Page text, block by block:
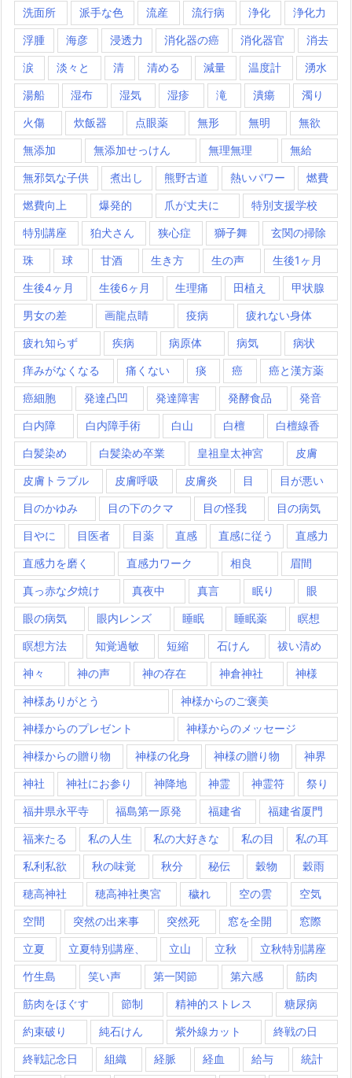
洗面所 派手な色 流産 流行病 浄化 浄化力
浮腫 海彦 浸透力 消化器の癌 消化器官 消去
涙 淡々と 清 清める 減量 温度計 湧水
湯船 湿布 湿気 湿疹 滝 潰瘍 濁り
火傷 炊飯器 点眼薬 無形 無明 無欲
無添加 無添加せっけん 無理無理 無給
無邪気な子供 煮出し 熊野古道 熱いパワー 燃費
燃費向上 爆発的 爪が丈夫に 特別支援学校
特別講座 狛犬さん 狭心症 獅子舞 玄関の掃除
珠 球 甘酒 生き方 生の声 生後1ヶ月
生後4ヶ月 生後6ヶ月 生理痛 田植え 甲状腺
男女の差 画龍点睛 疫病 疲れない身体
疲れ知らず 疾病 病原体 病気 病状
痒みがなくなる 痛くない 痰 癌 癌と漢方薬
癌細胞 発達凸凹 発達障害 発酵食品 発音
白内障 白内障手術 白山 白檀 白檀線香
白髪染め 白髪染め卒業 皇祖皇太神宮 皮膚
皮膚トラブル 皮膚呼吸 皮膚炎 目 目が悪い
目のかゆみ 目の下のクマ 目の怪我 目の病気
目やに 目医者 目薬 直感 直感に従う 直感力
直感力を磨く 直感力ワーク 相良 眉間
真っ赤な夕焼け 真夜中 真言 眠り 眼
眼の病気 眼内レンズ 睡眠 睡眠薬 瞑想
瞑想方法 知覚過敏 短縮 石けん 祓い清め
神々 神の声 神の存在 神倉神社 神様
神様ありがとう 神様からのご褒美
神様からのプレゼント 神様からのメッセージ
神様からの贈り物 神様の化身 神様の贈り物 神界
神社 神社にお参り 神降地 神霊 神霊符 祭り
福井県永平寺 福島第一原発 福建省 福建省厦門
福来たる 私の人生 私の大好きな 私の目 私の耳
私利私欲 秋の味覚 秋分 秘伝 穀物 穀雨
穂高神社 穂高神社奥宮 穢れ 空の雲 空気
空間 突然の出来事 突然死 窓を全開 窓際
立夏 立夏特別講座、 立山 立秋 立秋特別講座
竹生島 笑い声 第一関節 第六感 筋肉
筋肉をほぐす 節制 精神的ストレス 糖尿病
約束破り 純石けん 紫外線カット 終戦の日
終戦記念日 組織 経脈 経血 給与 統計